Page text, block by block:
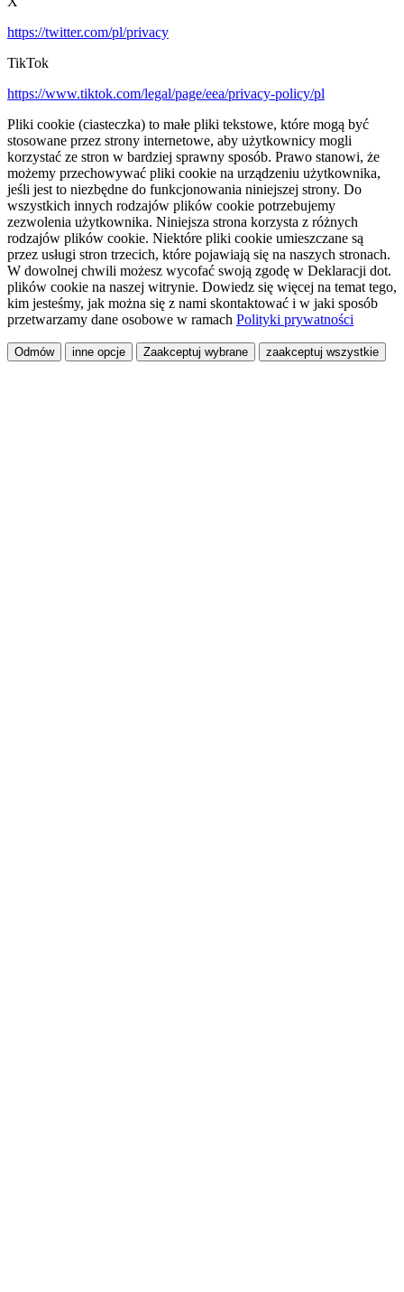
https://twitter.com/pl/privacy
TikTok
https://www.tiktok.com/legal/page/eea/privacy-policy/pl
Pliki cookie (ciasteczka) to małe pliki tekstowe, które mogą być
stosowane przez strony internetowe, aby użytkownicy mogli
korzystać ze stron w bardziej sprawny sposób. Prawo stanowi, że
możemy przechowywać pliki cookie na urządzeniu użytkownika,
jeśli jest to niezbędne do funkcjonowania niniejszej strony. Do
wszystkich innych rodzajów plików cookie potrzebujemy
zezwolenia użytkownika. Niniejsza strona korzysta z różnych
rodzajów plików cookie. Niektóre pliki cookie umieszczane są
przez usługi stron trzecich, które pojawiają się na naszych stronach.
W dowolnej chwili możesz wycofać swoją zgodę w Deklaracji dot.
plików cookie na naszej witrynie. Dowiedz się więcej na temat tego,
kim jesteśmy, jak można się z nami skontaktować i w jaki sposób
przetwarzamy dane osobowe w ramach Polityki prywatności
Odmów inne opcje Zaakceptuj wybrane zaakceptuj wszystkie